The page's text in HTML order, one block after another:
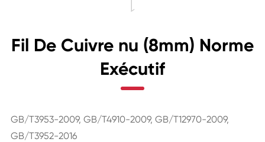

Fil De Cuivre nu (8mm) Norme
Exécutif
GB/T3953-2009, GB/T4910-2009, GB/T12970-2009,
GB/T3952-2016